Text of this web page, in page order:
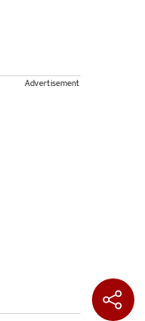
Advertisement